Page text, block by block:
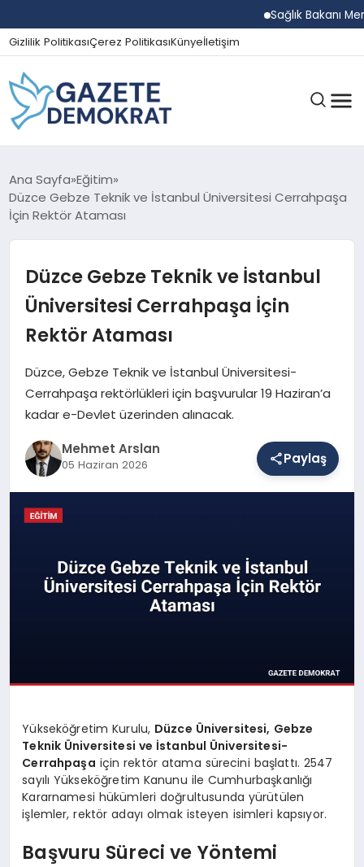
Sağlık Bakanı
Gizlilik PolitikasıÇerez PolitikasıKünyeİletişim
GÜNDEM
EKONOMI
SPOR
SAĞLIK
EĞITIM
Ana Sayfa Eğitim
Düzce Gebze Teknik ve İstanbul Üniversitesi Cerrahpaşa
İçin Rektör Ataması
Düzce Gebze Teknik ve İstanbul
Üniversitesi Cerrahpaşa İçin
Rektör Ataması
Düzce, Gebze Teknik ve İstanbul Üniversitesi-
Cerrahpaşa rektörlükleri için başvurular 19 Haziran’a
kadar e-Devlet üzerinden alınacak.
Mehmet Arslan
05 Haziran 2026 Paylaş
Yükseköğretim Kurulu, Düzce Üniversitesi, Gebze
Teknik Üniversitesi ve İstanbul Üniversitesi-
Cerrahpaşa için rektör atama sürecini başlattı. 2547
sayılı Yükseköğretim Kanunu ile Cumhurbaşkanlığı
Kararnamesi hükümleri doğrultusunda yürütülen
işlemler, rektör adayı olmak isteyen isimleri kapsıyor.
Başvuru Süreci ve Yöntemi